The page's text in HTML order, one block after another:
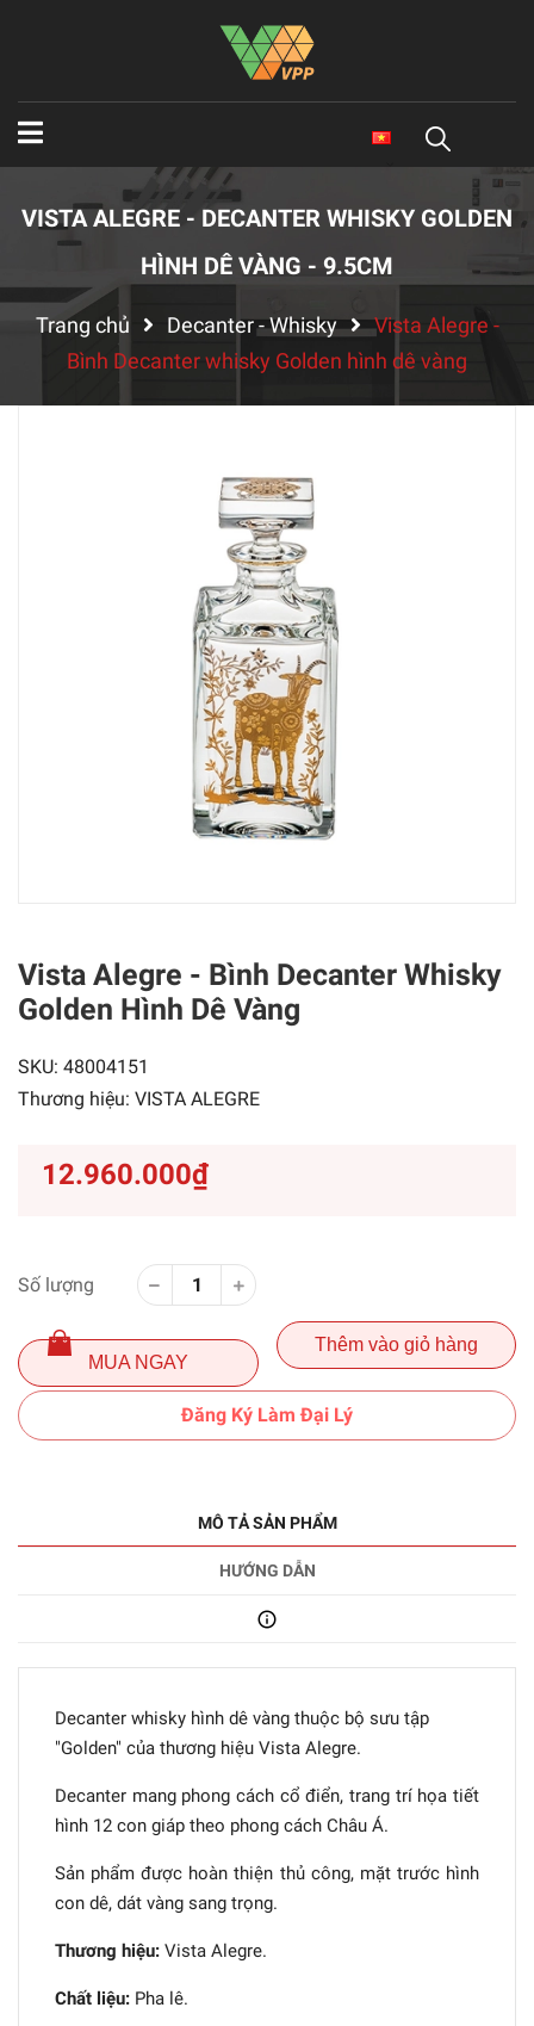
VISTA ALEGRE - DECANTER WHISKY GOLDEN
HÌNH DÊ VÀNG - 9.5CM
Trang chủ Decanter - Whisky
Vista Alegre -
Bình Decanter whisky Golden hình dê vàng
Vista Alegre - Bình Decanter Whisky
Golden Hình Dê Vàng
SKU: 48004151
Thương hiệu: VISTA ALEGRE
12.960.000₫
Số lượng
MUA NGAY
Thêm vào giỏ hàng
Đăng Ký Làm Đại Lý
MÔ TẢ SẢN PHẨM
HƯỚNG DẪN
Decanter whisky hình dê vàng thuộc bộ sưu tập
"Golden" của thương hiệu Vista Alegre.
Decanter mang phong cách cổ điển, trang trí họa tiết
hình 12 con giáp theo phong cách Châu Á.
Sản phẩm được hoàn thiện thủ công, mặt trước hình
con dê, dát vàng sang trọng.
Thương hiệu: Vista Alegre.
Chất liệu: Pha lê.